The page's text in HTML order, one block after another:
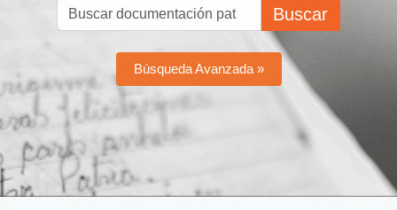
Buscar
Búsqueda Avanzada »